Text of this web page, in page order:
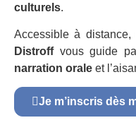
culturels.
Accessible à
Distroffvous guide
narration orale et
Je m’inscris dès